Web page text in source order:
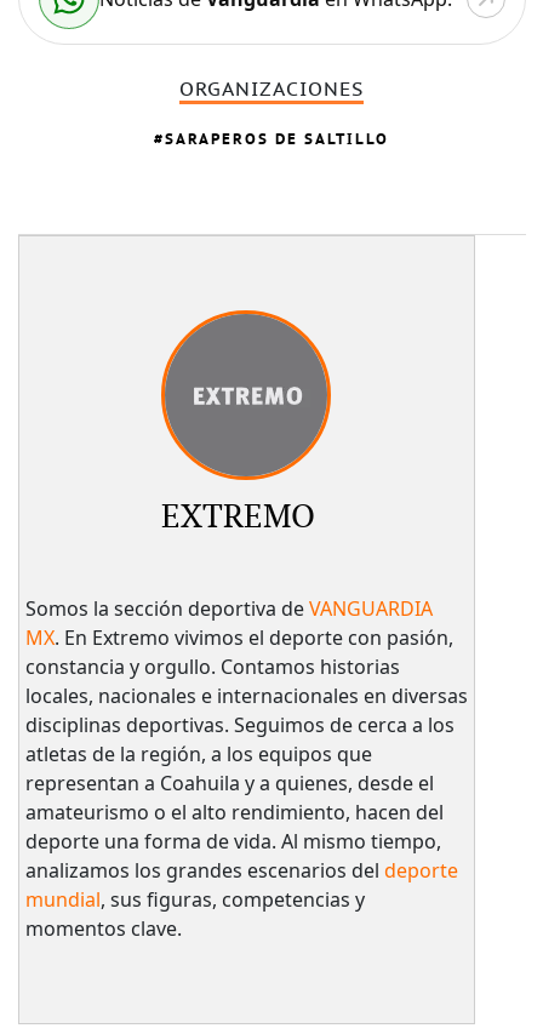
ORGANIZACIONES
SARAPEROS DE SALTILLO
EXTREMO
Somos la sección deportiva deVANGUARDIA
MX. En Extremo vivimos el deporte con pasión,
constancia y orgullo. Contamos historias
locales, nacionales e internacionales en diversas
disciplinas deportivas. Seguimos de cerca a los
atletas de la región, a los equipos que
representan a Coahuila y a quienes, desde el
amateurismo o el alto rendimiento, hacen del
deporte una forma de vida. Al mismo tiempo,
analizamos los grandes escenarios del deporte
mundial, sus figuras, competencias y
momentos clave.